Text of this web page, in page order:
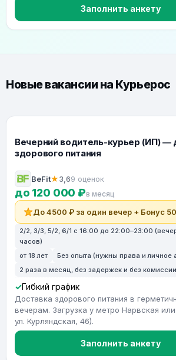
Заполнить анкету
Новые вакансии на Курьерос
Вечерний водитель-курьер (ИП) —
здорового питания
BeFit★3,69 оценок
до 120 000 ₽в месяц
До 4500 ₽ за один вечер + Бонус
2/2, 3/3, 5/2, 6/1 с 16:00 до 22:00–23:00
часов)
от 18 лет
Без опыта (нужны права и личное
2 раза в месяц, без задержек и без комиссии
Гибкий график
Доставка здорового питания в
вечерам. Загрузка у метро Нарвская
ул. Курляндская, 46).
Заполнить анкету